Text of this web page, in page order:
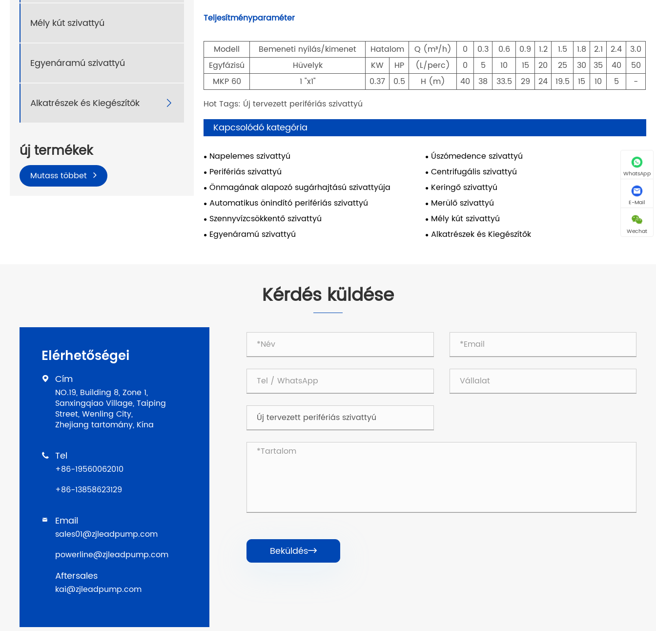
Mély kút szivattyú
Egyenáramú szivattyú
Alkatrészek és Kiegészítők 
új termékek
Mutass többet
Teljesítményparaméter
Modell Bemeneti nyílás/kimenet Hatalom Q (m³/h) 0 0.3 0.6 0.9 1.2 1.5 1.8 2.1 2.4
3.0
Egyfázisú
Hüvelyk KW HP (L/perc) 0 5 10 15 20 25 30 35 40
50
MKP 60
1 "x1" 0.37 0.5 H (m) 40 38 33.5 29 24 19.5 15 10 5
-
Hot Tags: Új tervezett perifériás szivattyú
Kapcsolódó kategória
Napelemes szivattyú
Úszómedence szivattyú
Perifériás szivattyú
Centrifugális szivattyú
Önmagának alapozó sugárhajtású szivattyúja
Keringő szivattyú
Automatikus önindító perifériás szivattyú
Merülő szivattyú
Szennyvízcsökkentő szivattyú
Mély kút szivattyú
Egyenáramú szivattyú
Alkatrészek és Kiegészítők
Kérdés küldése
Elérhetőségei
 Cím
NO.19, Building 8, Zone 1,
Sanxingqiao Village, Taiping
Street, Wenling City,
Zhejiang tartomány, Kína
 Tel
+86-19560062010
+86-13858623129
 Email
sales01@zjleadpump.com
powerline@zjleadpump.com
Aftersales
kai@zjleadpump.com
Beküldés
WhatsApp
E-Mail
Wechat